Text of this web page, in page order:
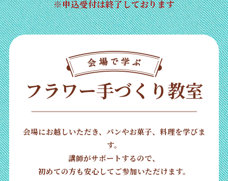
※申込受付は終了しております
フラワー手づくり教室
会場にお越しいただき、パンやお菓子、料理を学びま
す。
講師がサポートするので、
初めての方も安心してご参加いただけます。